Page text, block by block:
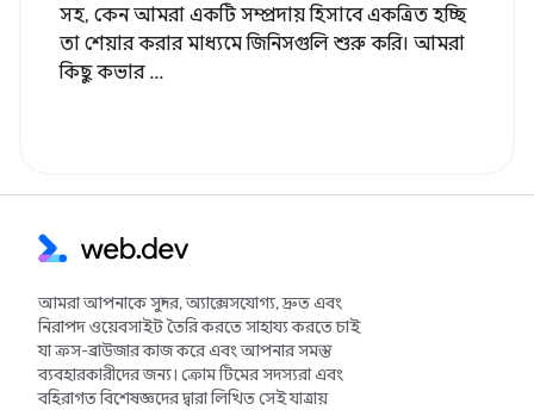
সহ, কেন আমরা একটি সম্প্রদায় হিসাবে একত্রিত হচ্ছি
তা শেয়ার করার মাধ্যমে জিনিসগুলি শুরু করি। আমরা
কিছু কভার ...
আমরা আপনাকে সুন্দর, অ্যাক্সেসযোগ্য, দ্রুত এবং
নিরাপদ ওয়েবসাইট তৈরি করতে সাহায্য করতে চাই
যা ক্রস-ব্রাউজার কাজ করে এবং আপনার সমস্ত
ব্যবহারকারীদের জন্য। ক্রোম টিমের সদস্যরা এবং
বহিরাগত বিশেষজ্ঞদের দ্বারা লিখিত সেই যাত্রায়